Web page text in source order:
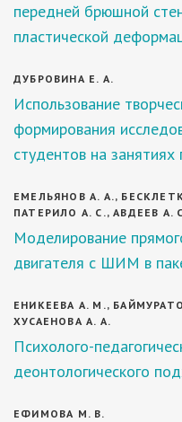
передней брюшной
пластической
ДУБРОВИНА Е. А.
Использование
формирования
студентов на
ЕМЕЛЬЯНОВ А. А.,
ПАТЕРИЛО А. С., АВДЕЕВ А.
Моделирование
двигателя с ШИМ в
ЕНИКЕЕВА А. М.,
ХУСАЕНОВА А. А.
Психолого-
деонтологического
ЕФИМОВА М. В.